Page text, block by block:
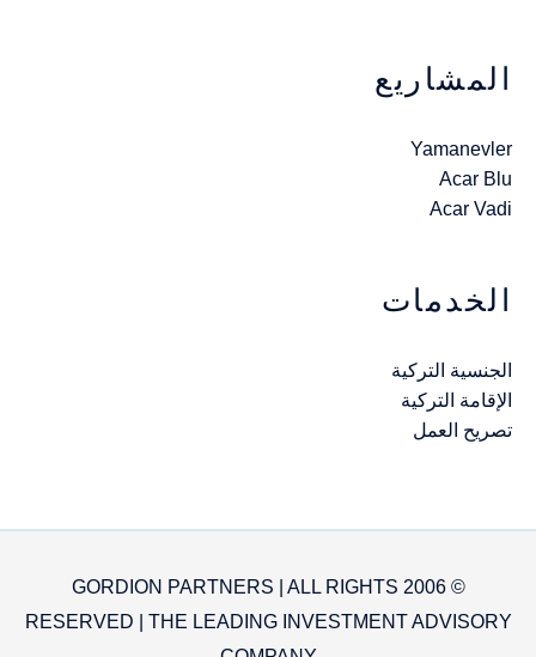
المشاريع
Yamanevler
Acar Blu
Acar Vadi
الخدمات
الجنسية التركية
الإقامة التركية
تصريح العمل
© 2006 GORDION PARTNERS | ALL RIGHTS
RESERVED | THE LEADING INVESTMENT ADVISORY